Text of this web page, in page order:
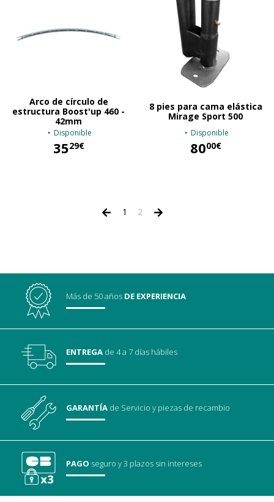
Arco de círculo de
estructura Boost'up 460 -
42mm
Disponible
3529€
8 pies para cama elástica
Mirage Sport 500
Disponible
8000€
1 2
Más de 50 años DE EXPERIENCIA
ENTREGA de 4 a 7 días hábiles
GARANTÍA de Servicioy piezas de recambio
PAGO seguroy 3 plazos sin intereses